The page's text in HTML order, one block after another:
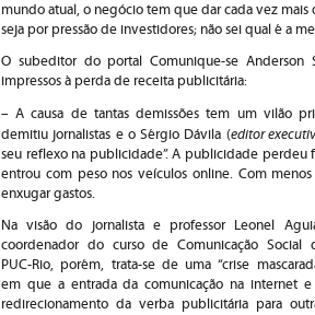
mundo atual, o negócio tem que dar cada vez
seja por pressão de investidores; não sei qual é a
O subeditor do portal Comunique-se Anderson
impressos à perda de receita publicitária:
– A causa de tantas demissões tem um vilão
demitiu jornalistas e o Sérgio Dávila (editor
seu reflexo na publicidade”. A publicidade perdeu
entrou com peso nos veículos online. Com
enxugar gastos.
Na visão do jornalista e professor Leonel
coordenador do curso de Comunicação Social
PUC-Rio, porém, trata-se de uma “crise
em que a entrada da comunicação na internet
redirecionamento da verba publicitária para